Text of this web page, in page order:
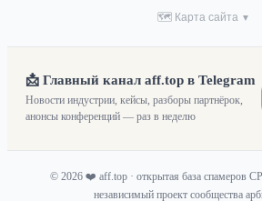
🗺 Карта сайта ▼
📩 Главный канал aff.top в Telegram
Новости индустрии, кейсы, разборы партнёрок,
анонсы конференций — раз в неделю
© 2026 ❤️ aff.top · открытая база спамеров
независимый проект сообщества